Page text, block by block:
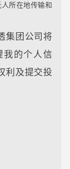
所在地传输和
集团公司将
我的个人信
利及提交投